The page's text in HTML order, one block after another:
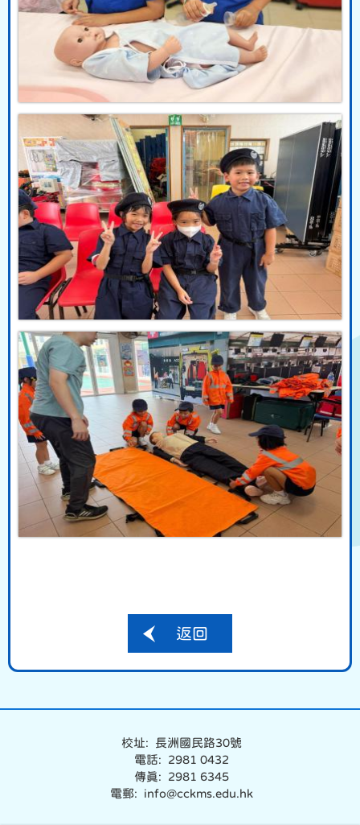
返回
校址: 長洲國民路30號
電話: 2981 0432
傳真: 2981 6345
電郵: info@cckms.edu.hk